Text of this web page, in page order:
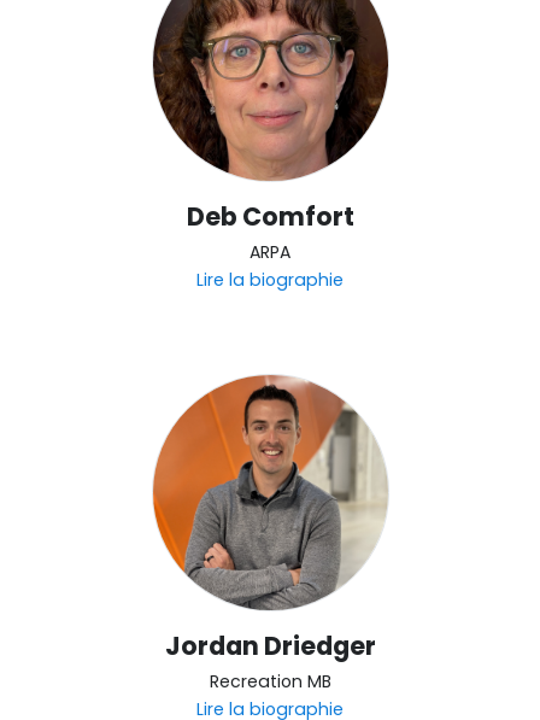
Deb Comfort
ARPA
Lire la biographie
Jordan Driedger
Recreation MB
Lire la biographie